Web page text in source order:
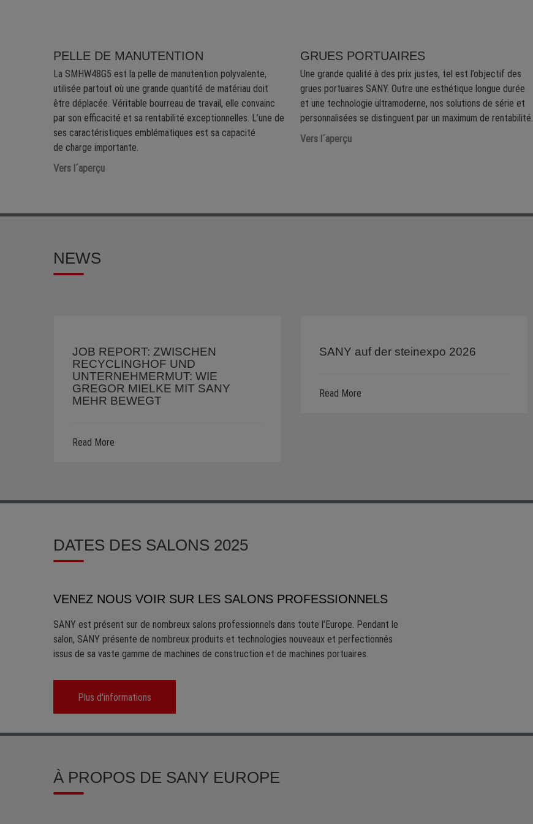
PELLE DE MANUTENTION
La SMHW48G5 est la pelle de manutention polyvalente,
utilisée partout où une grande quantité de matériau doit
être déplacée. Véritable bourreau de travail, elle convainc
par son efficacité et sa rentabilité exceptionnelles. L’une de
ses caractéristiques emblématiques est sa capacité
de charge importante.
Vers l´aperçu
GRUES PORTUAIRES
Une grande qualité à des prix justes, tel est l’objectif des
grues portuaires SANY. Outre une esthétique longue durée
et une technologie ultramoderne, nos solutions de série et
personnalisées se distinguent par un maximum de rentabilité.
Vers l´aperçu
NEWS
JOB REPORT: ZWISCHEN
RECYCLINGHOF UND
UNTERNEHMERMUT: WIE
GREGOR MIELKE MIT SANY
MEHR BEWEGT
Read More
SANY auf der steinexpo 2026
Read More
DATES DES SALONS 2025
VENEZ NOUS VOIR SUR LES SALONS PROFESSIONNELS
SANY est présent sur de nombreux salons professionnels dans toute l’Europe. Pendant le
salon, SANY présente de nombreux produits et technologies nouveaux et perfectionnés
issus de sa vaste gamme de machines de construction et de machines portuaires.
Plus d'informations
À PROPOS DE SANY EUROPE